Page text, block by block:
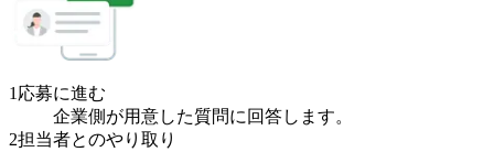
1 応募に進む
企業側が用意した質問に回答します。
2担当者とのやり取り